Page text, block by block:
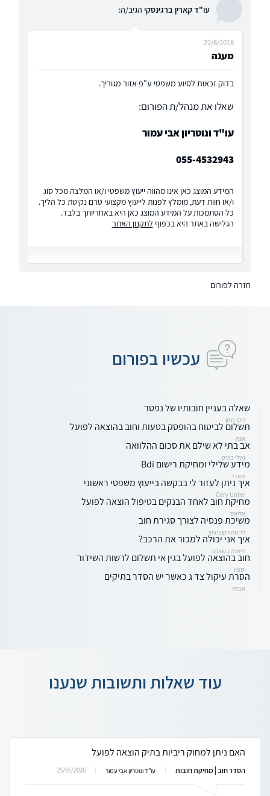
עו"ד קארין ברגינסקי הגיב/ה:
מענה
22/8/2018
בדוק זכאות לסיוע משפטי ע"פ אזור מגוריך.
שאלו את מנהל/ת הפורום:
עו"ד ונוטריון אבי עמור
055-4532943
המידע המוצג כאן אינו מהווה ייעוץ משפטי ו/או המלצה מכל סוג
ו/או חוות דעת, מומלץ לפנות לייעוץ מקצועי טרם נקיטת כל הליך.
כל הסתמכות על המידע המוצג כאן היא באחריותך בלבד.
הגלישה באתר היא בכפוף לתקנון האתר
חזרה לפורום
עכשיו בפורום
שאלה בעניין חובותיו של נפטר
ריקי ממן
תשלום לביטוח בהופסק בטעות וחוב בהוצאה לפועל
אנה
אב בתי לא שילם את סכום ההלוואה
נטלי בוניק
מידע שלילי ומחיקת רישום Bdi
שאדי
איך ניתן לעזור לי בבקשה בייעוץ משפטי ראשוני
Gery Unter
מחיקת חוב לאחד הבנקים בטיפול הוצאה לפועל
אליאס
משיכת פנסיה לצורך סגירת חוב
לריסה רקוביצקי
איך אני יכולה למכור את הרכב?
דיאנה בשארה
חוב בהוצאה לפועל בגין אי תשלום לרשות השידור
יסמיו
הסרת עיקול צד ג כאשר יש הסדר בתיקים
אביחי
עוד שאלות ותשובות שנענו
האם ניתן למחוק ריביות בתיק הוצאה לפועל
הסדר חוב | מחיקת חובות עו"ד ונוטריון אבי עמור 25/05/2026